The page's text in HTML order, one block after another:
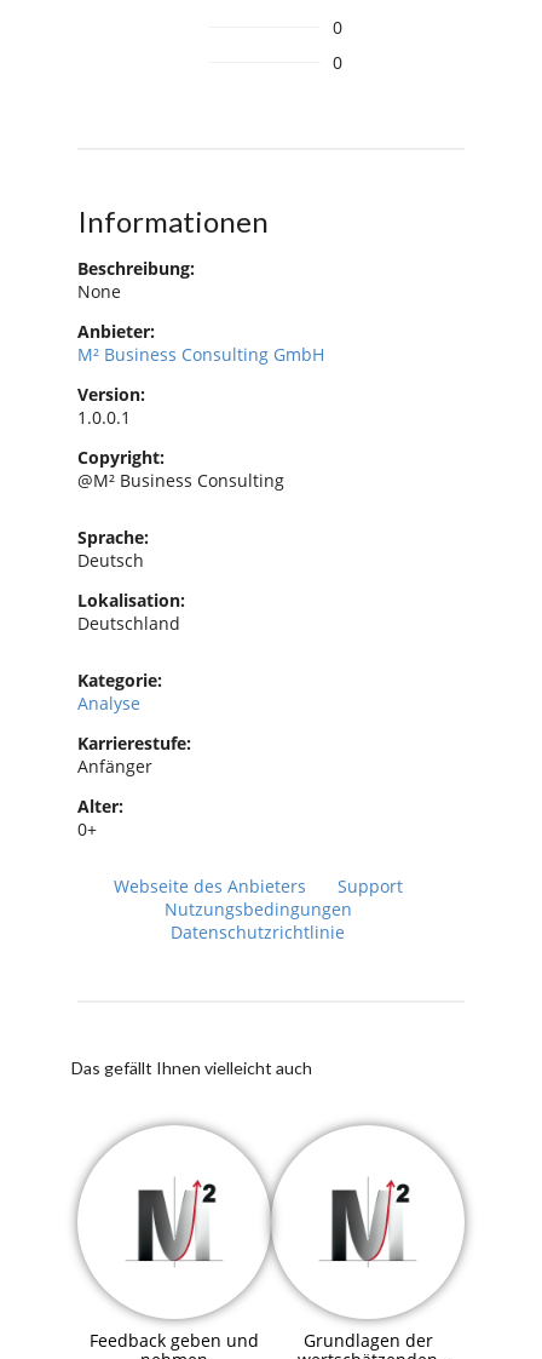
0
0
Informationen
Beschreibung:
None
Anbieter:
M² Business Consulting GmbH
Version:
1.0.0.1
Copyright:
@M² Business Consulting
Sprache:
Deutsch
Lokalisation:
Deutschland
Kategorie:
Analyse
Karrierestufe:
Anfänger
Alter:
0+
Webseite des Anbieters
Support
Nutzungsbedingungen
Datenschutzrichtlinie
Das gefällt Ihnen vielleicht auch
Feedback geben und
Grundlagen der